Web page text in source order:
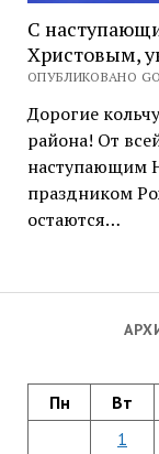
Пн Вт
1
С
Христовым,
ОПУБЛИКОВАНО
Дорогие
района! От
наступающим
праздником
остаются…